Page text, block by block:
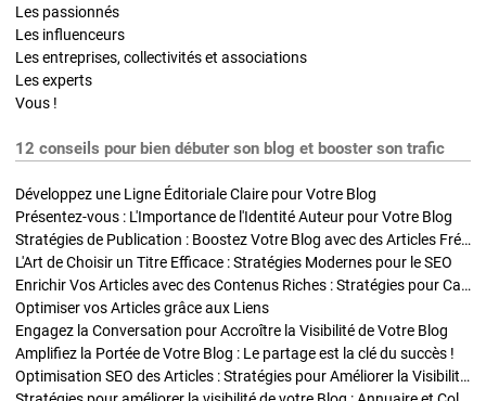
Les passionnés
Les influenceurs
Les entreprises, collectivités et associations
Les experts
Vous !
12 conseils pour bien débuter son blog et booster son trafic
Développez une Ligne Éditoriale Claire pour Votre Blog
Présentez-vous : L'Importance de l'Identité Auteur pour Votre Blog
Stratégies de Publication : Boostez Votre Blog avec des Articles Fréquents et Exclusifs
L'Art de Choisir un Titre Efficace : Stratégies Modernes pour le SEO
Enrichir Vos Articles avec des Contenus Riches : Stratégies pour Captiver et Optimiser
Optimiser vos Articles grâce aux Liens
Engagez la Conversation pour Accroître la Visibilité de Votre Blog
Amplifiez la Portée de Votre Blog : Le partage est la clé du succès !
Optimisation SEO des Articles : Stratégies pour Améliorer la Visibilité de Votre Blog